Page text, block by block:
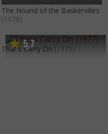
The Hound of the Baskervilles
(1978)
5,7
That's Carry On (1977)